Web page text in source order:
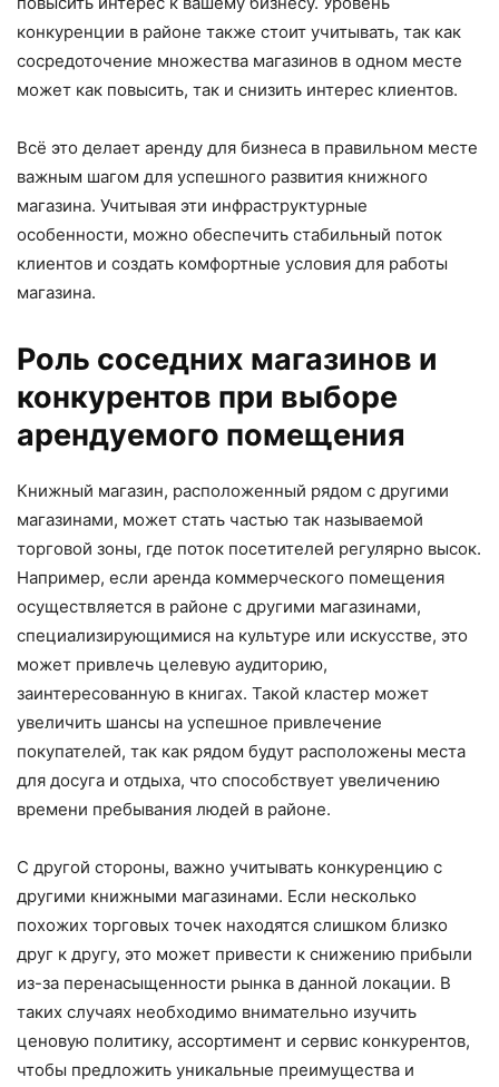
конкуренции в районе также стоит учитывать, так как
сосредоточение множества магазинов в одном месте
может как повысить, так и снизить интерес клиентов.
Всё это делает аренду для бизнеса в правильном месте
важным шагом для успешного развития книжного
магазина. Учитывая эти инфраструктурные
особенности, можно обеспечить стабильный поток
клиентов и создать комфортные условия для работы
магазина.
Роль соседних магазинов и
конкурентов при выборе
арендуемого помещения
Книжный магазин, расположенный рядом с другими
магазинами, может стать частью так называемой
торговой зоны, где поток посетителей регулярно высок.
Например, если аренда коммерческого помещения
осуществляется в районе с другими магазинами,
специализирующимися на культуре или искусстве, это
может привлечь целевую аудиторию,
заинтересованную в книгах. Такой кластер может
увеличить шансы на успешное привлечение
покупателей, так как рядом будут расположены места
для досуга и отдыха, что способствует увеличению
времени пребывания людей в районе.
С другой стороны, важно учитывать конкуренцию с
другими книжными магазинами. Если несколько
похожих торговых точек находятся слишком близко
друг к другу, это может привести к снижению прибыли
из-за перенасыщенности рынка в данной локации. В
таких случаях необходимо внимательно изучить
ценовую политику, ассортимент и сервис конкурентов,
чтобы предложить уникальные преимущества и